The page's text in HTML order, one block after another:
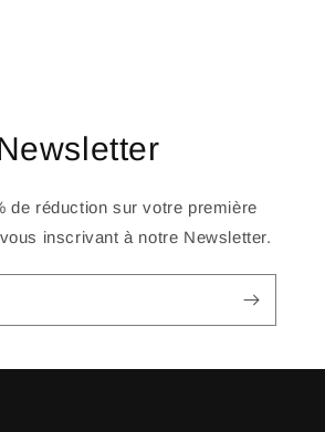
de réduction sur votre première
inscrivant à notre Newsletter.